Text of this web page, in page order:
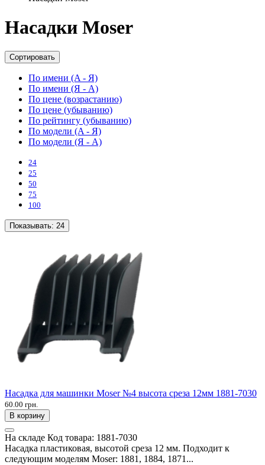
Насадки Moser
Сортировать
По имени (A - Я)
По имени (Я - A)
По цене (возрастанию)
По цене (убыванию)
По рейтингу (убыванию)
По модели (A - Я)
По модели (Я - A)
24
25
50
75
100
Показывать: 24
Насадка для машинки Moser №4 высота среза 12мм 1881-7030
60.00 грн.
В корзину
На складе Код товара: 1881-7030
Насадка пластиковая, высотой среза 12 мм. Подходит к
следующим моделям Moser: 1881, 1884, 1871...